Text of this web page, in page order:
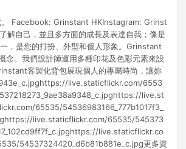
Facebook: Grinstant HKInstagram: Grinst
自己，並且多方面的成長及表達自我；像是
，是您的打扮、外型和個人形象。Grinstant
。我們設計師運用多種印花及色彩元素來設
客製化背包展現個人的專屬時尚，讓妳
live.staticflickr.com/6553
live.st
65535/54536983166_777b1017f3_
live.staticflickr.com/65535/545373
live.staticflickr.co
54537324420_d6b81b881e_c.jpg更多資